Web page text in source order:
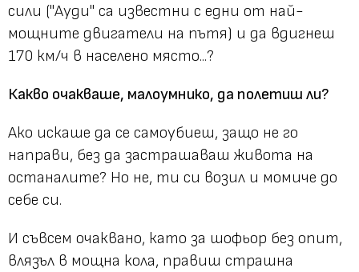
сили ("Ауди" са известни с едни от най-
мощните двигатели на пътя) и да вдигнеш
170 км/ч в населено място...?
Какво очакваше, малоумнико, да полетиш ли?
Ако искаше да се самоубиеш, защо не го
направи, без да застрашаваш живота на
останалите? Но не, ти си возил и момиче до
себе си.
И съвсем очаквано, като за шофьор без опит,
влязъл в мощна кола, правиш страшна